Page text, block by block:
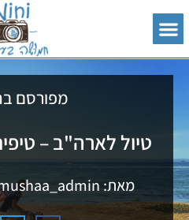
מפורסם
טיול לארה"ב –
מאת: